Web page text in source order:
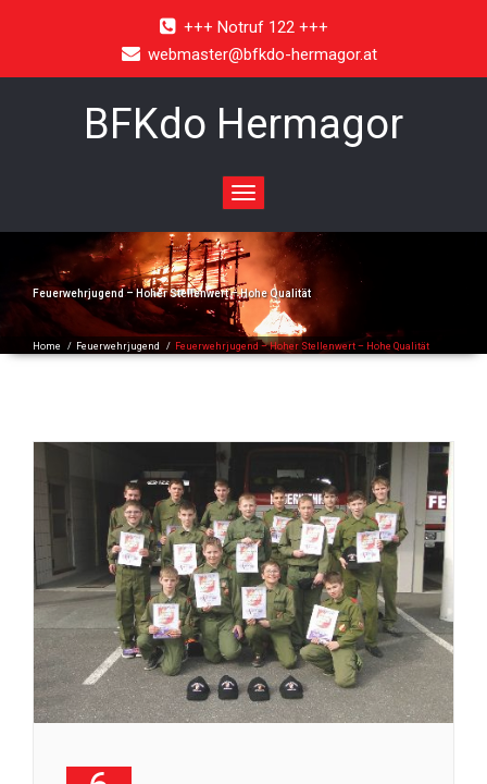
+++ Notruf 122 +++
webmaster@bfkdo-hermagor.at
BFKdo Hermagor
Toggle
navigation
Feuerwehrjugend – Hoher Stellenwert – Hohe Qualität
Home / Feuerwehrjugend / Feuerwehrjugend – Hoher Stellenwert – Hohe Qualität